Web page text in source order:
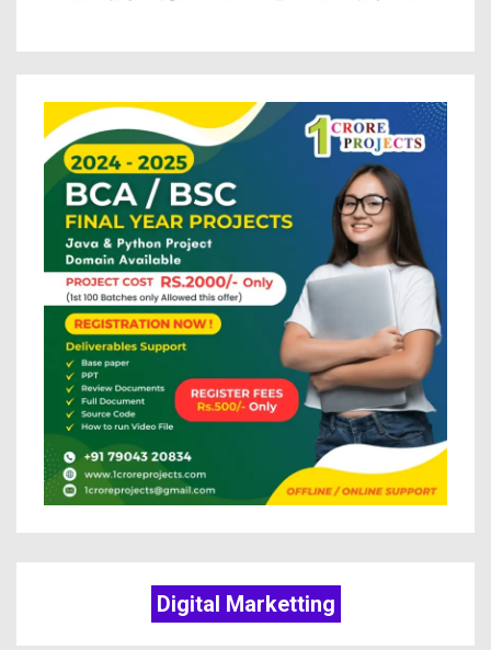
Digital Marketting